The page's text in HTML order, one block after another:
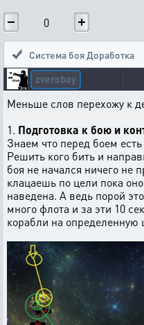
0
Система боя Доработка
zveroboy
Меньше слов перехожу к
1. Подготовка к бою и
Знаем что перед боем есть
Решить кого бить и
боя не начался ничего не
клацаешь по цели пока
наведена. А ведь порой
много флота и за эти 10
корабли на определенную